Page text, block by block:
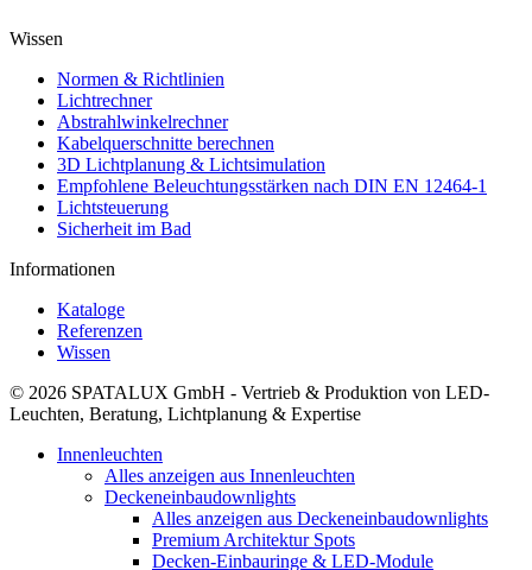
Wissen
Normen & Richtlinien
Lichtrechner
Abstrahlwinkelrechner
Kabelquerschnitte berechnen
3D Lichtplanung & Lichtsimulation
Empfohlene Beleuchtungsstärken nach DIN EN 12464-1
Lichtsteuerung
Sicherheit im Bad
Informationen
Kataloge
Referenzen
Wissen
© 2026 SPATALUX GmbH - Vertrieb & Produktion von LED-
Leuchten, Beratung, Lichtplanung & Expertise
Innenleuchten
Alles anzeigen aus Innenleuchten
Deckeneinbaudownlights
Alles anzeigen aus Deckeneinbaudownlights
Premium Architektur Spots
Decken-Einbauringe & LED-Module